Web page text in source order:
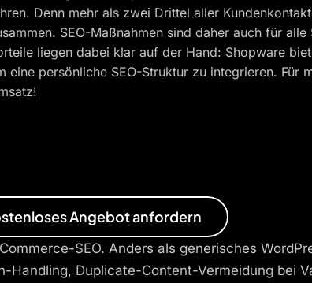
Denn mehr als zwei Drittel aller
SEO-Maßnahmen sind daher auch für
liegen dabei klar auf der Hand: Shopware
eine persönliche SEO-Struktur zu integrieren. Für
Angebot anfordern
SEO. Anders als generisches
Duplicate-Content-Vermeidung bei